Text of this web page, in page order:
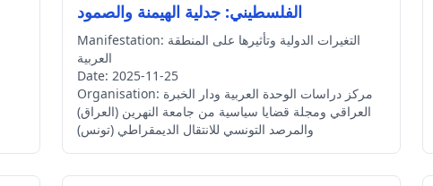
الفلسطيني: جدلية الهيمنة والصمود
Manifestation:
العربية
Date: 2025-11-25
Organisation:
العراقي ومجلة قضايا سياسية من جامعة النهرين (العراق)
والمرصد التونسي للانتقال الديمقراطي (تونس)